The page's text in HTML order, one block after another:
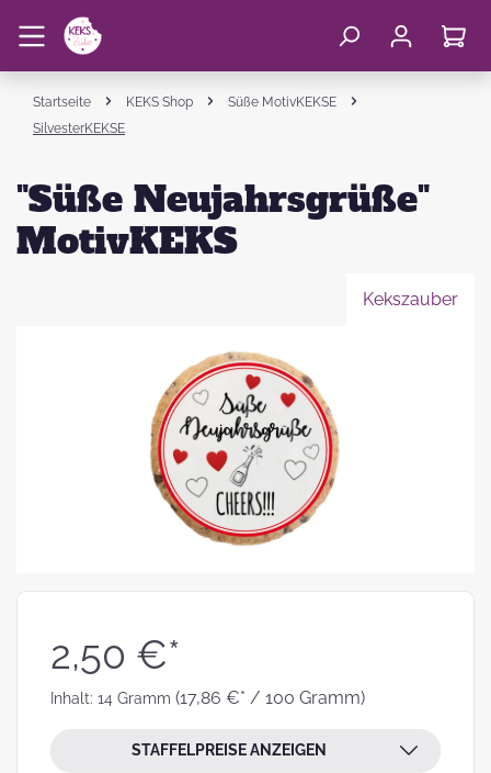
Startseite KEKS Shop
Süße MotivKEKSE
SilvesterKEKSE
"Süße Neujahrsgrüße"
MotivKEKS
Kekszauber
2,50 €*
Inhalt: 14 Gramm (17,86 €* / 100 Gramm)
STAFFELPREISE ANZEIGEN